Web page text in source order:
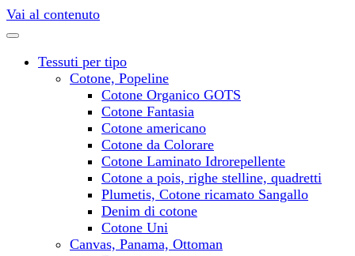
Vai al contenuto
Tessuti per tipo
Cotone, Popeline
Cotone Organico GOTS
Cotone Fantasia
Cotone americano
Cotone da Colorare
Cotone Laminato Idrorepellente
Cotone a pois, righe stelline, quadretti
Plumetis, Cotone ricamato Sangallo
Denim di cotone
Cotone Uni
Canvas, Panama, Ottoman